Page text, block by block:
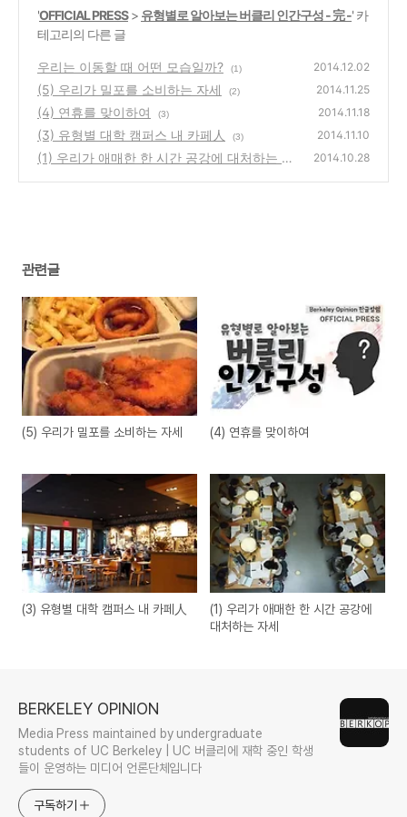
'OFFICIAL PRESS> 유형별로 알아보는 버클리 인간구성 - 完 -' 카
테고리의 다른 글
우리는 이동할 때 어떤 모습일까? (1) 2014.12.02
(5) 우리가 밀포를 소비하는 자세 (2) 2014.11.25
(4) 연휴를 맞이하여 (3) 2014.11.18
(3) 유형별 대학 캠퍼스 내 카페人 (3) 2014.11.10
(1) 우리가 애매한 한 시간 공강에 대처하는 자
2014.10.28
관련글
(5) 우리가 밀포를 소비하는 자세 (4) 연휴를 맞이하여
(3) 유형별 대학 캠퍼스 내 카페人
(1) 우리가 애매한 한 시간 공강에
대처하는 자세
BERKELEY OPINION
Media Press maintained by undergraduate
students of UC Berkeley | UC 버클리에 재학 중인 학생
들이 운영하는 미디어 언론단체입니다
구독하기